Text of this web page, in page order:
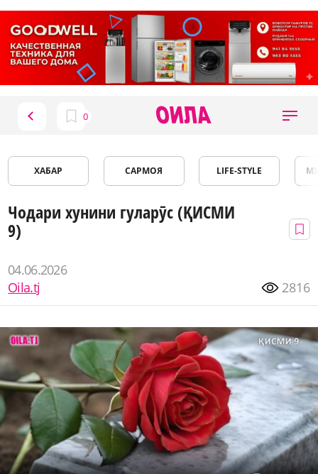
ХАБАР САРМОЯ LIFE-STYLE
Чодари хунини гуларӯс (ҚИСМИ
9)
04.06.2026
Oila.tj
2816